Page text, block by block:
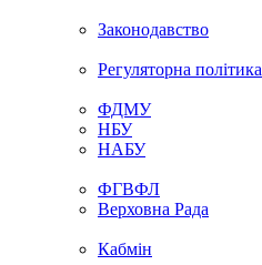
Законодавство
Регуляторна політика
ФДМУ
НБУ
НАБУ
ФГВФЛ
Верховна Рада
Кабмін